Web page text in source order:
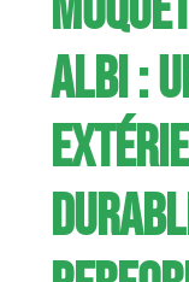
Albi :